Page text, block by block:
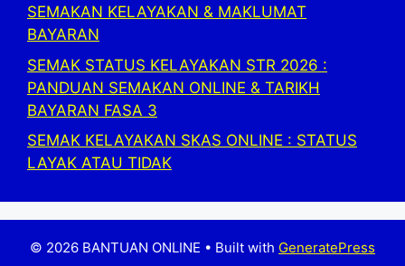
SEMAKAN KELAYAKAN & MAKLUMAT
BAYARAN
SEMAK STATUS KELAYAKAN STR 2026 :
PANDUAN SEMAKAN ONLINE & TARIKH
BAYARAN FASA 3
SEMAK KELAYAKAN SKAS ONLINE : STATUS
LAYAK ATAU TIDAK
© 2026 BANTUAN ONLINE • Built with GeneratePress